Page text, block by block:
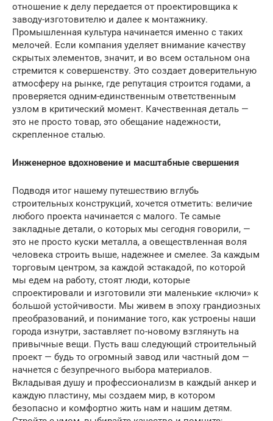
отношение к делу передается от проектировщика к
заводу-изготовителю и далее к монтажнику.
Промышленная культура начинается именно с таких
мелочей. Если компания уделяет внимание качеству
скрытых элементов, значит, и во всем остальном она
стремится к совершенству. Это создает доверительную
атмосферу на рынке, где репутация строится годами, а
проверяется одним-единственным ответственным
узлом в критический момент. Качественная деталь —
это не просто товар, это обещание надежности,
скрепленное сталью.
Инженерное вдохновение и масштабные свершения
Подводя итог нашему путешествию вглубь
строительных конструкций, хочется отметить: величие
любого проекта начинается с малого. Те самые
закладные детали, о которых мы сегодня говорили, —
это не просто куски металла, а овеществленная воля
человека строить выше, надежнее и смелее. За каждым
торговым центром, за каждой эстакадой, по которой
мы едем на работу, стоят люди, которые
спроектировали и изготовили эти маленькие «ключи» к
большой устойчивости. Мы живем в эпоху грандиозных
преобразований, и понимание того, как устроены наши
города изнутри, заставляет по-новому взглянуть на
привычные вещи. Пусть ваш следующий строительный
проект — будь то огромный завод или частный дом —
начнется с безупречного выбора материалов.
Вкладывая душу и профессионализм в каждый анкер и
каждую пластину, мы создаем мир, в котором
безопасно и комфортно жить нам и нашим детям.